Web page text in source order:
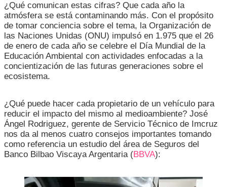
¿Qué comunican estas cifras? Que cada año la
atmósfera se está contaminando más. Con el propósito
de tomar conciencia sobre el tema, la Organización de
las Naciones Unidas (ONU) impulsó en 1.975 que el 26
de enero de cada año se celebre el Día Mundial de la
Educación Ambiental con actividades enfocadas a la
concientización de las futuras generaciones sobre el
ecosistema.
¿Qué puede hacer cada propietario de un vehículo para
reducir el impacto del mismo al medioambiente? José
Ángel Rodriguez, gerente de Servicio Técnico de Imcruz
nos da al menos cuatro consejos importantes tomando
como referencia un estudio del área de Seguros del
Banco Bilbao Viscaya Argentaria (BBVA):